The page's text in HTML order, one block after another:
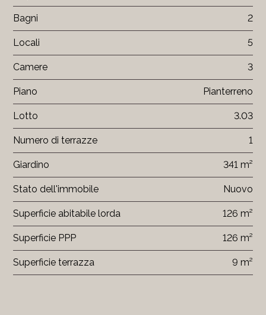
Bagni 2
Locali 5
Camere 3
Piano Pianterreno
Lotto 3.03
Numero di terrazze 1
Giardino 341 m²
Stato dell'immobile Nuovo
Superficie abitabile lorda 126 m²
Superficie PPP 126 m²
Superficie terrazza 9 m²